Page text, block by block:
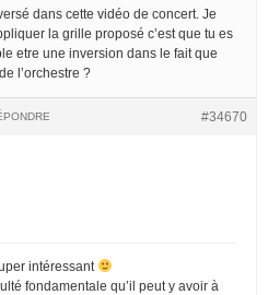
dans cette vidéo de concert. Je
la grille proposé c’est que tu es
etre une inversion dans le fait que
l’orchestre ?
#34670
intéressant
fondamentale qu’il peut y avoir à